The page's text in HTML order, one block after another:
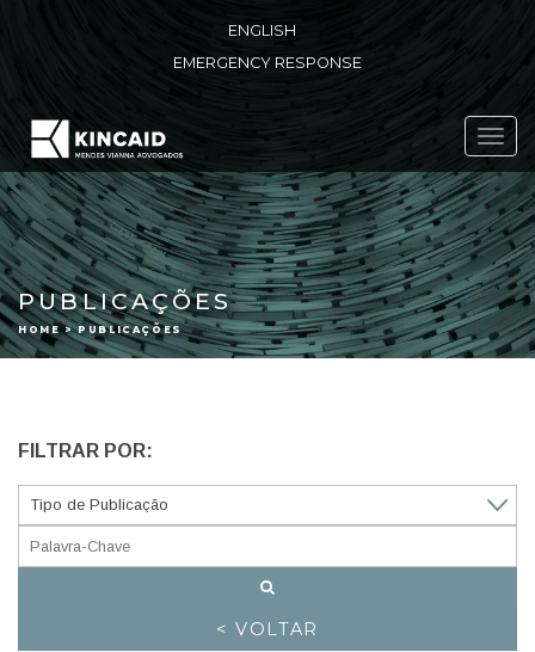
ENGLISH
EMERGENCY RESPONSE
PUBLICAÇÕES
HOME > PUBLICAÇÕES
FILTRAR POR:
< VOLTAR